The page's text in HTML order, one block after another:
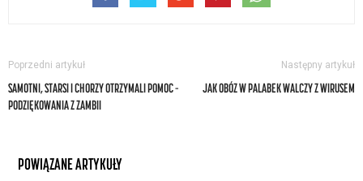
Poprzedni artykuł
SAMOTNI, STARSI I CHORZY OTRZYMALI POMOC –
PODZIĘKOWANIA Z ZAMBII
Następny artykuł
JAK OBÓZ W PALABEK WALCZY Z WIRUSEM
POWIĄZANE ARTYKUŁY